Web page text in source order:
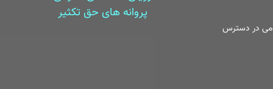
در دسترس
پروانه های حق تکثیر